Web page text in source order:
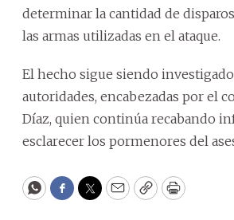
determinar la cantidad de
las armas utilizadas en el ataque.
El hecho sigue siendo
autoridades, encabezadas por el
Díaz, quien continúa recabando
esclarecer los pormenores del
WhatsApp
Facebook
Twitter
EmailCopyPrint